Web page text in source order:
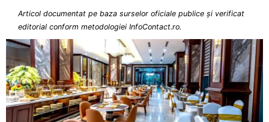
Articol documentat pe baza surselor oficiale publice și verificat
editorial conform metodologiei InfoContact.ro.